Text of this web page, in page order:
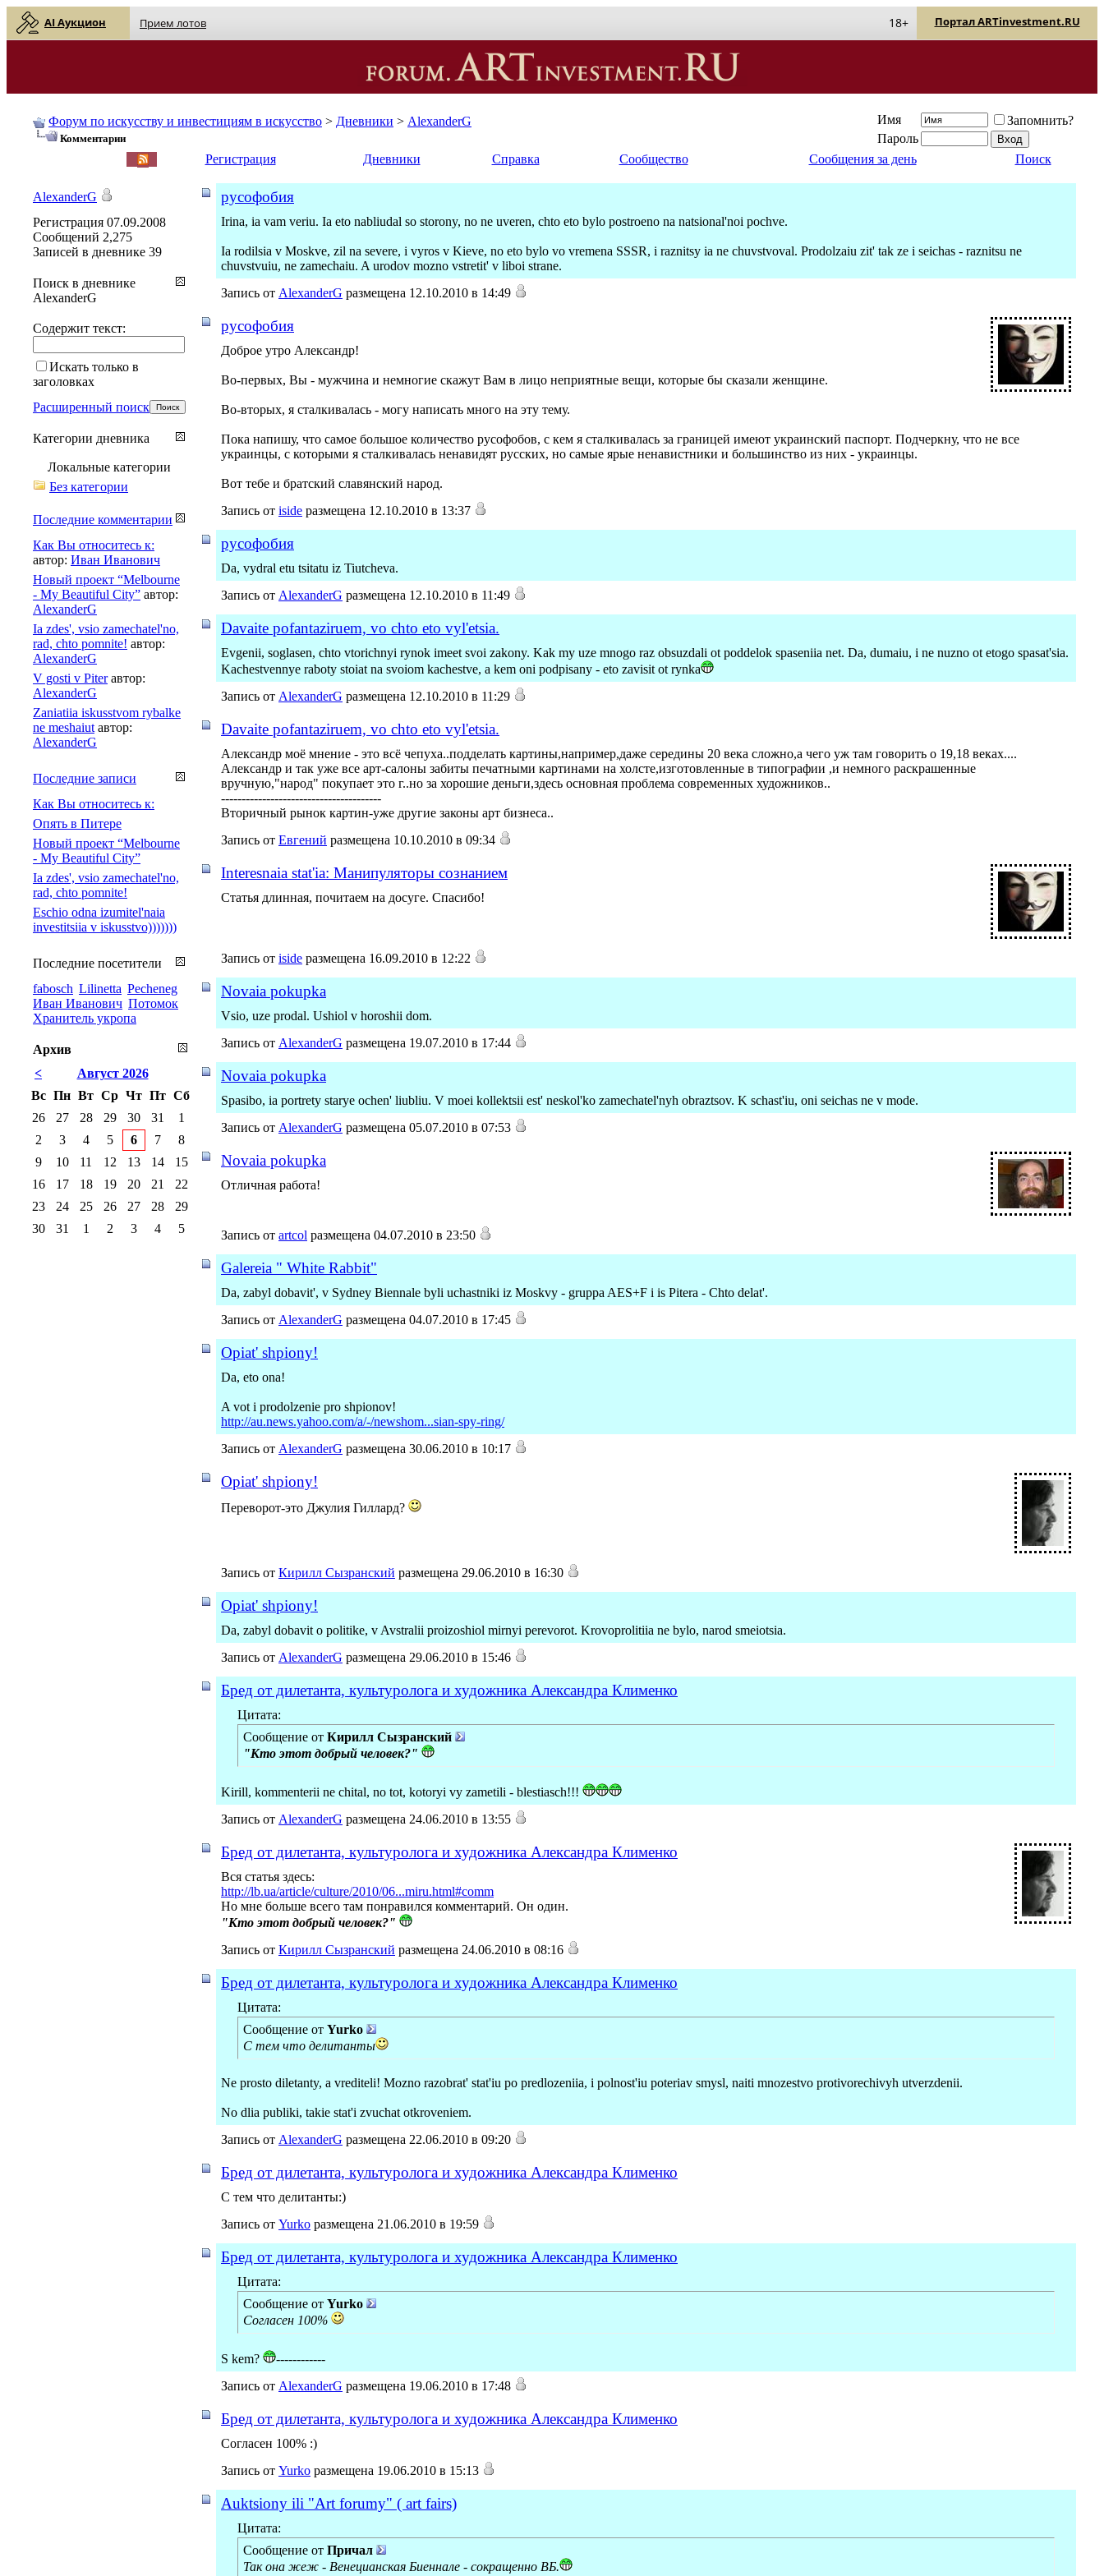
AI Аукцион Прием лотов Портал ARTinvestment.RU
18+
Форум по искусству и инвестициям в искусство > Дневники > AlexanderG
Комментарии
Имя
Запомнить?
Пароль
Регистрация Дневники Справка Сообщество Сообщения за день Поиск
русофобия
Irina, ia vam veriu. Ia eto nabliudal so storony, no ne uveren, chto eto bylo postroeno na natsional'noi pochve.
Ia rodilsia v Moskve, zil na severe, i vyros v Kieve, no eto bylo vo vremena SSSR, i raznitsy ia ne chuvstvoval. Prodolzaiu zit' tak ze i seichas - raznitsu ne
chuvstvuiu, ne zamechaiu. A urodov mozno vstretit' v liboi strane.
Запись от AlexanderG размещена 12.10.2010 в 14:49
русофобия
Доброе утро Александр!
Во-первых, Вы - мужчина и немногие скажут Вам в лицо неприятные вещи, которые бы сказали женщине.
Во-вторых, я сталкивалась - могу написать много на эту тему.
Пока напишу, что самое большое количество русофобов, с кем я сталкивалась за границей имеют украинский паспорт. Подчеркну, что не все
украинцы, с которыми я сталкивалась ненавидят русских, но самые ярые ненавистники и большинство из них - украинцы.
Вот тебе и братский славянский народ.
Запись от iside размещена 12.10.2010 в 13:37
русофобия
Da, vydral etu tsitatu iz Tiutcheva.
Запись от AlexanderG размещена 12.10.2010 в 11:49
Davaite pofantaziruem, vo chto eto vyl'etsia.
Evgenii, soglasen, chto vtorichnyi rynok imeet svoi zakony. Kak my uze mnogo raz obsuzdali ot poddelok spaseniia net. Da, dumaiu, i ne nuzno ot etogo spasat'sia.
Kachestvennye raboty stoiat na svoiom kachestve, a kem oni podpisany - eto zavisit ot rynka
Запись от AlexanderG размещена 12.10.2010 в 11:29
Davaite pofantaziruem, vo chto eto vyl'etsia.
Александр моё мнение - это всё чепуха..подделать картины,например,даже середины 20 века сложно,а чего уж там говорить о 19,18 веках....
Александр и так уже все арт-салоны забиты печатными картинами на холсте,изготовленные в типографии ,и немного раскрашенные
вручную,"народ" покупает это г..но за хорошие деньги,здесь основная проблема современных художников..
---------------------------------------
Вторичный рынок картин-уже другие законы арт бизнеса..
Запись от Евгений размещена 10.10.2010 в 09:34
Interesnaia stat'ia: Манипуляторы сознанием
Статья длинная, почитаем на досуге. Спасибо!
Запись от iside размещена 16.09.2010 в 12:22
Novaia pokupka
Vsio, uze prodal. Ushiol v horoshii dom.
Запись от AlexanderG размещена 19.07.2010 в 17:44
Novaia pokupka
Spasibo, ia portrety starye ochen' liubliu. V moei kollektsii est' neskol'ko zamechatel'nyh obraztsov. K schast'iu, oni seichas ne v mode.
Запись от AlexanderG размещена 05.07.2010 в 07:53
Novaia pokupka
Отличная работа!
Запись от artcol размещена 04.07.2010 в 23:50
Galereia " White Rabbit"
Da, zabyl dobavit', v Sydney Biennale byli uchastniki iz Moskvy - gruppa AES+F i is Pitera - Chto delat'.
Запись от AlexanderG размещена 04.07.2010 в 17:45
Opiat' shpiony!
Da, eto ona!
A vot i prodolzenie pro shpionov!
http://au.news.yahoo.com/a/-/newshom...sian-spy-ring/
Запись от AlexanderG размещена 30.06.2010 в 10:17
Opiat' shpiony!
Переворот-это Джулия Гиллард?
Запись от Кирилл Сызранский размещена 29.06.2010 в 16:30
Opiat' shpiony!
Da, zabyl dobavit o politike, v Avstralii proizoshiol mirnyi perevorot. Krovoprolitiia ne bylo, narod smeiotsia.
Запись от AlexanderG размещена 29.06.2010 в 15:46
Бред от дилетанта, культуролога и художника Александра Клименко
Цитата:
Сообщение от Кирилл Сызранский
"Кто этот добрый человек?"
Kirill, kommenterii ne chital, no tot, kotoryi vy zametili - blestiasch!!!
Запись от AlexanderG размещена 24.06.2010 в 13:55
Бред от дилетанта, культуролога и художника Александра Клименко
Вся статья здесь:
http://lb.ua/article/culture/2010/06...miru.html#comm
Но мне больше всего там понравился комментарий. Он один.
"Кто этот добрый человек?"
Запись от Кирилл Сызранский размещена 24.06.2010 в 08:16
Бред от дилетанта, культуролога и художника Александра Клименко
Цитата:
Сообщение от Yurko
С тем что делитанты
Ne prosto diletanty, a vrediteli! Mozno razobrat' stat'iu po predlozeniia, i polnost'iu poteriav smysl, naiti mnozestvo protivorechivyh utverzdenii.
No dlia publiki, takie stat'i zvuchat otkroveniem.
Запись от AlexanderG размещена 22.06.2010 в 09:20
Бред от дилетанта, культуролога и художника Александра Клименко
С тем что делитанты:)
Запись от Yurko размещена 21.06.2010 в 19:59
Бред от дилетанта, культуролога и художника Александра Клименко
Цитата:
Сообщение от Yurko
Согласен 100%
S kem?
------------
Запись от AlexanderG размещена 19.06.2010 в 17:48
Бред от дилетанта, культуролога и художника Александра Клименко
Согласен 100% :)
Запись от Yurko размещена 19.06.2010 в 15:13
Auktsiony ili "Art forumy" ( art fairs)
Цитата:
Сообщение от Причал
Так она жеж - Венецианская Биеннале - сокращенно ВБ.
AlexanderG
Регистрация 07.09.2008
Сообщений 2,275
Записей в дневнике 39
Поиск в дневнике
AlexanderG
Содержит текст:
Искать только в
заголовках
Расширенный поиск
Категории дневника
Локальные категории
Без категории
Последние комментарии
Как Вы относитесь к:
автор: Иван Иванович
Новый проект “Melbourne
- My Beautiful City” автор:
AlexanderG
Ia zdes', vsio zamechatel'no,
rad, chto pomnite! автор:
AlexanderG
V gosti v Piter автор:
AlexanderG
Zaniatiia iskusstvom rybalke
ne meshaiut автор:
AlexanderG
Последние записи
Как Вы относитесь к:
Опять в Питере
Новый проект “Melbourne
- My Beautiful City”
Ia zdes', vsio zamechatel'no,
rad, chto pomnite!
Eschio odna izumitel'naia
investitsiia v iskusstvo)))))))
Последние посетители
fabosch Lilinetta Pecheneg
Иван Иванович Потомок
Хранитель укропа
Архив
<
Август 2026
Вс Пн Вт Ср Чт Пт Сб
26
27 28 29 30 31
1
2
3 4 5 6 7
8
9
10 11 12 13 14
15
16
17 18 19 20 21
22
23
24 25 26 27 28
29
30
31 1 2 3 4 5